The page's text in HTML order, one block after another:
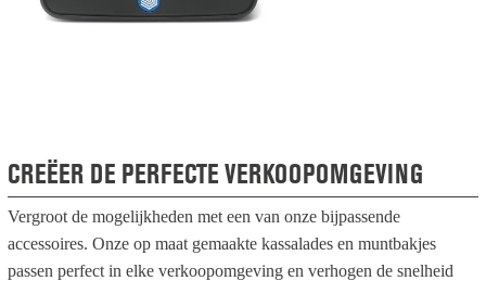
CREËER DE PERFECTE VERKOOPOMGEVING
Vergroot de mogelijkheden met een van onze bijpassende
accessoires. Onze op maat gemaakte kassalades en muntbakjes
passen perfect in elke verkoopomgeving en verhogen de snelheid